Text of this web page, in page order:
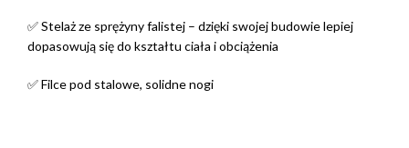
✅ Stelaż ze sprężyny falistej – dzięki swojej budowie lepiej
dopasowują się do kształtu ciała i obciążenia
✅ Filce pod stalowe, solidne nogi